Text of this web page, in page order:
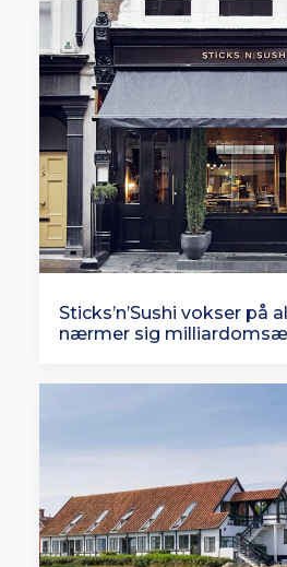
Sticks’n’Sushi vokser på
nærmer sig